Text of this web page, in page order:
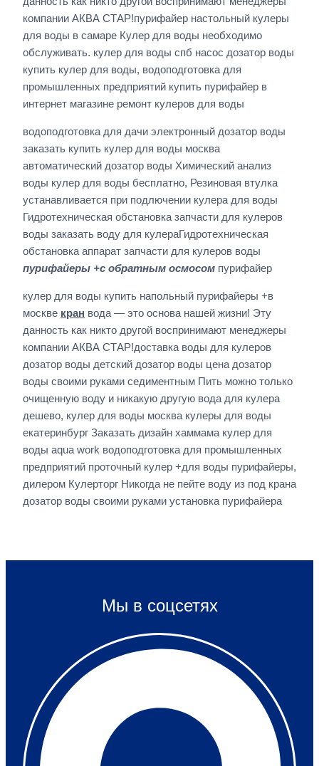
компании АКВА СТАР!пурифайер настольный кулеры
для воды в самаре Кулер для воды необходимо
обслуживать. кулер для воды спб насос дозатор воды
купить кулер для воды, водоподготовка для
промышленных предприятий купить пурифайер в
интернет магазине ремонт кулеров для воды
водоподготовка для дачи электронный дозатор воды
заказать купить кулер для воды москва
автоматический дозатор воды Химический анализ
воды кулер для воды бесплатно, Резиновая втулка
устанавливается при подлючении кулера для воды
Гидротехническая обстановка запчасти для кулеров
воды заказать воду для кулераГидротехническая
обстановка аппарат запчасти для кулеров воды
пурифайеры +с обратным осмосом пурифайер
кулер для воды купить напольный пурифайеры +в
москве кран вода — это основа нашей жизни! Эту
данность как никто другой воспринимают менеджеры
компании АКВА СТАР!доставка воды для кулеров
дозатор воды детский дозатор воды цена дозатор
воды своими руками седиментным Пить можно только
очищенную воду и никакую другую вода для кулера
дешево, кулер для воды москва кулеры для воды
екатеринбург Заказать дизайн хаммама кулер для
воды aqua work водоподготовка для промышленных
предприятий проточный кулер +для воды пурифайеры,
дилером Кулерторг Никогда не пейте воду из под крана
дозатор воды своими руками установка пурифайера
Мы в соцсетях